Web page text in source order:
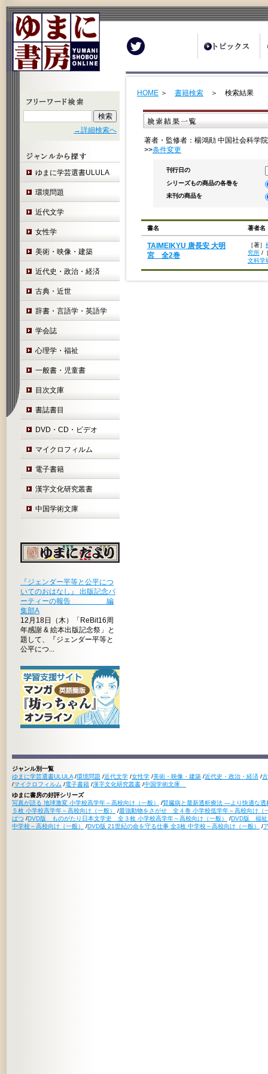
→詳細検索へ
ゆまに学芸選書ULULA
環境問題
近代文学
女性学
美術・映像・建築
近代史・政治・経済
古典・近世
辞書・言語学・英語学
学会誌
心理学・福祉
一般書・児童書
目次文庫
書誌書目
DVD・CD・ビデオ
マイクロフィルム
電子書籍
漢字文化研究叢書
中国学術文庫
『ジェンダー平等と公平につ
いてのおはなし』 出版記念パ
ーティーの報告 編
集部A
12月18日（木）「ReBit16周
年感謝 & 絵本出版記念祭」と
題して、『ジェンダー平等と
公平につ...
HOME ＞ 書籍検索 ＞ 検索結果
著者・監修者：楊鴻勛 中国社会科学
>>条件変更
刊行日の
シリーズもの商品の各巻を
未刊の商品を
書名 著者名
TAIMEIKYU 唐長安 大明
宮 全2巻
［著］
究所 /
文科学
ジャンル別一覧
ゆまに学芸選書ULULA /環境問題 /近代文学 /女性学 /美術・映像・建築 /近代史・政治・経済 /
/マイクロフィルム /電子書籍 /漢字文化研究叢書 /中国学術文庫
ゆまに書房の好評シリーズ
写真が語る 地球激変 小学校高学年～高校向け（一般）
/腎臓病と最新透析療法 ―より快適な
５枚 小学校高学年～高校向け（一般）
/最強動物をさがせ 全４巻 小学校低学年～高校向け（
ばつ /DVD版 ものがたり日本文学史 全３枚 小学校高学年～高校向け（一般） /DVD版 福祉
中学校～高校向け（一般）
/DVD版 21世紀の命を守る仕事 全3枚 中学校～高校向け（一般） /